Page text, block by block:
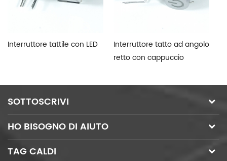
Interruttore tattile con LED
Interruttore tatto ad angolo
retto con cappuccio
SOTTOSCRIVI
HO BISOGNO DI AIUTO
TAG CALDI